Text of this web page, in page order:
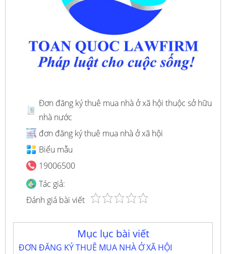
Đơn đăng ký thuê mua nhà ở xã hội thuộc sở hữu
nhà nước
đơn đăng ký thuê mua nhà ở xã hội
Biểu mẫu
19006500
Tác giả:
Đánh giá bài viết
Mục lục bài viết
ĐƠN ĐĂNG KÝ THUÊ MUA NHÀ Ở XÃ HỘI